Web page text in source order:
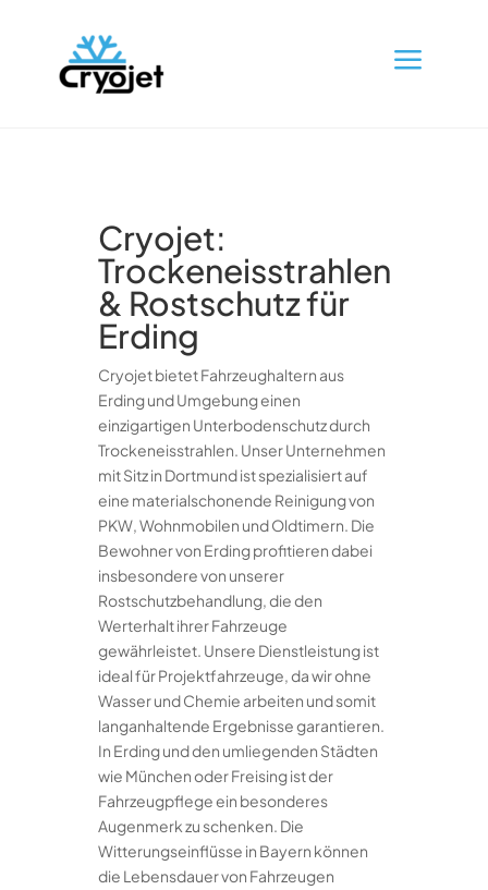
a
Cryojet:
Trockeneisstrahlen
& Rostschutz für
Erding
Cryojet bietet Fahrzeughaltern aus
Erding und Umgebung einen
einzigartigen Unterbodenschutz durch
Trockeneisstrahlen. Unser Unternehmen
mit Sitz in Dortmund ist spezialisiert auf
eine materialschonende Reinigung von
PKW, Wohnmobilen und Oldtimern. Die
Bewohner von Erding profitieren dabei
insbesondere von unserer
Rostschutzbehandlung, die den
Werterhalt ihrer Fahrzeuge
gewährleistet. Unsere Dienstleistung ist
ideal für Projektfahrzeuge, da wir ohne
Wasser und Chemie arbeiten und somit
langanhaltende Ergebnisse garantieren.
In Erding und den umliegenden Städten
wie München oder Freising ist der
Fahrzeugpflege ein besonderes
Augenmerk zu schenken. Die
Witterungseinflüsse in Bayern können
die Lebensdauer von Fahrzeugen